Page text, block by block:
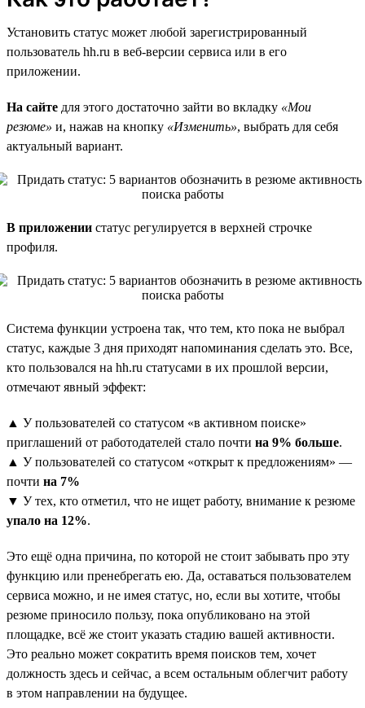
Установить статус может любой зарегистрированный
пользователь hh.ru в веб-версии сервиса или в его
приложении.
На сайте для этого достаточно зайти во вкладку «Мои
резюме» и, нажав на кнопку «Изменить», выбрать для себя
актуальный вариант.
В приложении статус регулируется в верхней строчке
профиля.
Система функции устроена так, что тем, кто пока не выбрал
статус, каждые 3 дня приходят напоминания сделать это. Все,
кто пользовался на hh.ru статусами в их прошлой версии,
отмечают явный эффект:
▲ У пользователей со статусом «в активном поиске»
приглашений от работодателей стало почти на 9% больше.
▲ У пользователей со статусом «открыт к предложениям» —
почти на 7%
▼ У тех, кто отметил, что не ищет работу, внимание к резюме
упало на 12%.
Это ещё одна причина, по которой не стоит забывать про эту
функцию или пренебрегать ею. Да, оставаться пользователем
сервиса можно, и не имея статус, но, если вы хотите, чтобы
резюме приносило пользу, пока опубликовано на этой
площадке, всё же стоит указать стадию вашей активности.
Это реально может сократить время поисков тем, хочет
должность здесь и сейчас, а всем остальным облегчит работу
в этом направлении на будущее.